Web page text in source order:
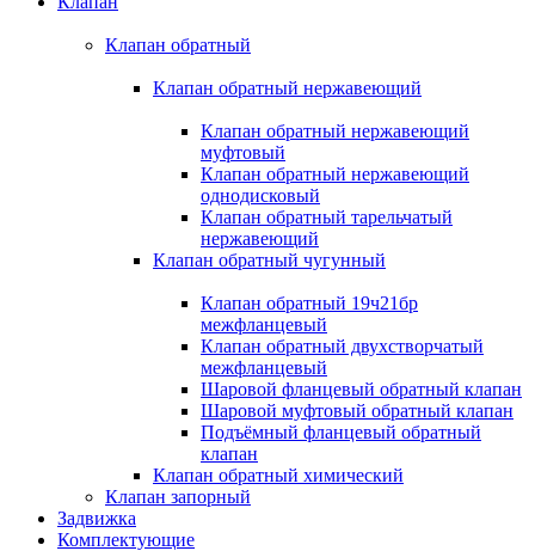
Клапан обратный
Клапан обратный нержавеющий
Клапан обратный нержавеющий
муфтовый
Клапан обратный нержавеющий
однодисковый
Клапан обратный тарельчатый
нержавеющий
Клапан обратный чугунный
Клапан обратный 19ч21бр
межфланцевый
Клапан обратный двухстворчатый
межфланцевый
Шаровой фланцевый обратный клапан
Шаровой муфтовый обратный клапан
Подъёмный фланцевый обратный
клапан
Клапан обратный химический
Клапан запорный
Задвижка
Комплектующие